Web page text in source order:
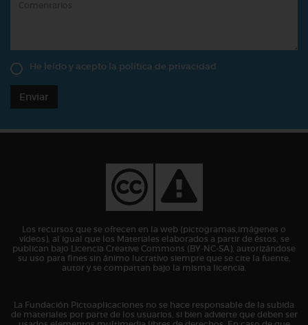
He leído y acepto la política de privacidad
Enviar
Los recursos que se ofrecen en la web (pictogramas,imágenes o
vídeos), al igual que los Materiales elaborados a partir de éstos, se
publican bajo Licencia Creative Commons (BY-NC-SA), autorizándose
su uso para fines sin ánimo lucrativo siempre que se cite la fuente,
autor y se compartan bajo la misma licencia.
La Fundación Pictoaplicaciones no se hace responsable de la subida
de materiales por parte de los usuarios, si bien advierte que deben ser